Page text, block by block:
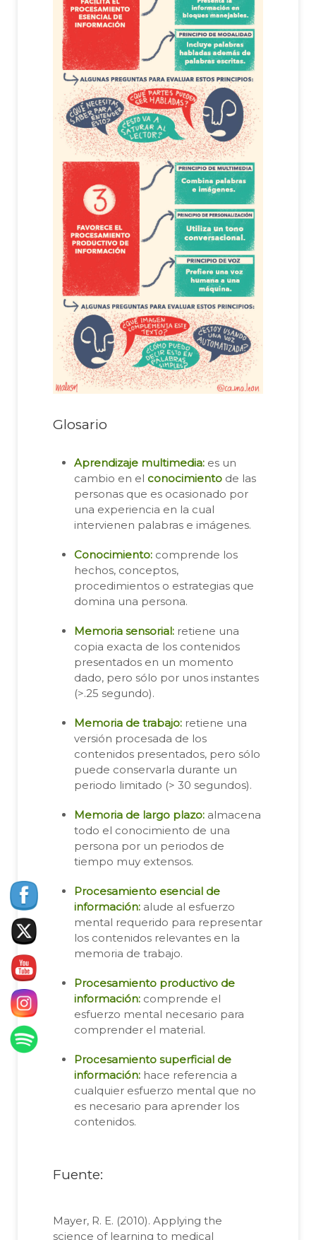
Glosario
Aprendizaje multimedia: es un
cambio en el conocimiento de las
personas que es ocasionado por
una experiencia en la cual
intervienen palabras e imágenes.
Conocimiento: comprende los
hechos, conceptos,
procedimientos o estrategias que
domina una persona.
Memoria sensorial: retiene una
copia exacta de los contenidos
presentados en un momento
dado, pero sólo por unos instantes
(>.25 segundo).
Memoria de trabajo: retiene una
versión procesada de los
contenidos presentados, pero sólo
puede conservarla durante un
periodo limitado (> 30 segundos).
Memoria de largo plazo: almacena
todo el conocimiento de una
persona por un periodos de
tiempo muy extensos.
Procesamiento esencial de
información: alude al esfuerzo
mental requerido para representar
los contenidos relevantes en la
memoria de trabajo.
Procesamiento productivo de
información: comprende el
esfuerzo mental necesario para
comprender el material.
Procesamiento superficial de
información: hace referencia a
cualquier esfuerzo mental que no
es necesario para aprender los
contenidos.
Fuente:
Mayer, R. E. (2010). Applying the
science of learning to medical